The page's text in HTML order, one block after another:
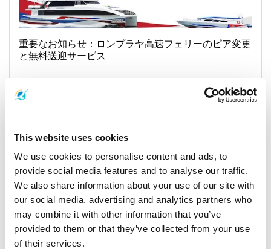
This website uses cookies
We use cookies to personalise content and ads, to
provide social media features and to analyse our traffic.
We also share information about your use of our site with
our social media, advertising and analytics partners who
may combine it with other information that you’ve
provided to them or that they’ve collected from your use
of their services.
重要なお知らせ：ロンプラヤ高速フェリーのピア変更
と無料送迎サービス
General, Weather, Announcement